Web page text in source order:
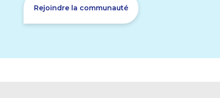
Rejoindre la communauté